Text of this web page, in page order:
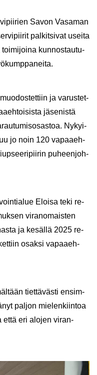
Savon Va­sa­man
pal­kit­si­vat usei­ta
toi­mi­joi­na kun­nos­tau­tu­
ja va­rus­tet­
jä­se­nis­tä
Ny­kyi­
jo noin 120 va­paa­eh­
pu­heen­joh­
Eloi­sa teki re­
vi­ran­omais­ten
ja ke­säl­lä 2025 re­
osak­si va­paa­eh­
tiet­tä­väs­ti en­sim­
pal­jon mie­len­kiin­toa
että eri alo­jen vi­ran­